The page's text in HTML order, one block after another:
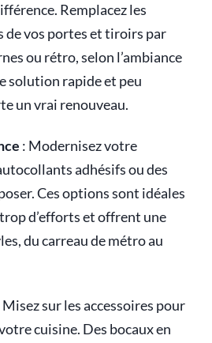
Remplacez les
de vos portes et tiroirs par
ou rétro, selon l’ambiance
solution rapide et peu
un vrai renouveau.
: Modernisez votre
adhésifs ou des
Ces options sont idéales
d’efforts et offrent une
du carreau de métro au
Misez sur les accessoires pour
cuisine. Des bocaux en